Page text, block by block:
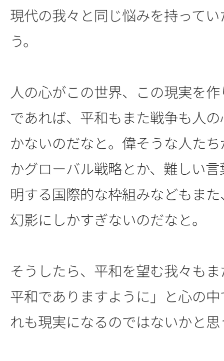
現代の我々と同じ悩みを持って
う。
人の心がこの世界、この現実を
であれば、平和もまた戦争も人
かないのだなと。偉そうな人た
かグローバル戦略とか、難しい
明する国際的な枠組みなどもま
幻影にしかすぎないのだなと。
そうしたら、平和を望む我々も
平和でありますように」と心の
れも現実になるのではないかと